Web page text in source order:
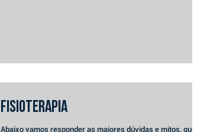
FISIOTERAPIA
Abaixo vamos responder as maiores dúvidas e mitos, que a